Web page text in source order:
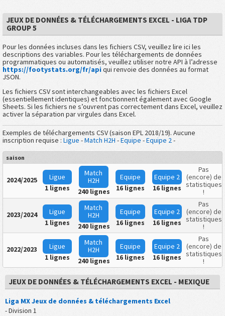
JEUX DE DONNÉES & TÉLÉCHARGEMENTS EXCEL - LIGA TDP
GROUP 5
Pour les données incluses dans les fichiers CSV, veuillez lire ici les
descriptions des variables. Pour les téléchargements de données
programmatiques ou automatisés, veuillez utiliser notre API à l’adresse
https://footystats.org/fr/apiqui renvoie des données au format
JSON.
Les fichiers CSV sont interchangeables avec les fichiers Excel
(essentiellement identiques) et fonctionnent également avec Google
Sheets. Si les fichiers ne s’ouvrent pas correctement dans Excel, veuillez
activer la séparation par virgules dans Excel.
Exemples de téléchargements CSV (saison EPL 2018/19). Aucune
inscription requise : Ligue -Match H2H -Equipe -Equipe 2 -
saison
2024/2025
Ligue
1 lignes
Match
H2H
240 lignes
Equipe
16 lignes
Equipe 2
16 lignes
Pas
(encore) de
statistiques
!
2023/2024
Ligue
1 lignes
Match
H2H
240 lignes
Equipe
16 lignes
Equipe 2
16 lignes
Pas
(encore) de
statistiques
!
2022/2023
Ligue
1 lignes
Match
H2H
240 lignes
Equipe
16 lignes
Equipe 2
16 lignes
Pas
(encore) de
statistiques
!
JEUX DE DONNÉES & TÉLÉCHARGEMENTS EXCEL - MEXIQUE
Liga MX Jeux de données & téléchargements Excel
- Division 1